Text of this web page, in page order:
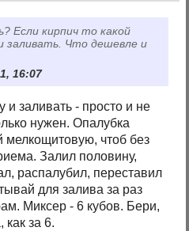
Если кирпич то какой
заливать. Что дешевле и
16:07
заливать - просто и не
нужен. Опалубка
мелкощитовую, чтоб без
Залил половину,
распалубил, переставил
для залива за раз
Миксер - 6 кубов. Бери,
как за 6.